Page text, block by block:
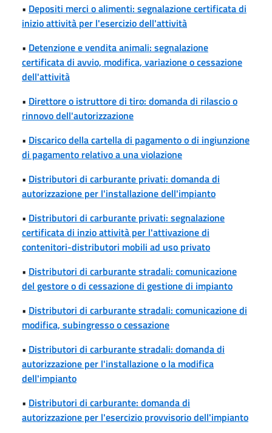
• Depositi merci o alimenti: segnalazione certificata di
inizio attività per l'esercizio dell'attività
• Detenzione e vendita animali: segnalazione
certificata di avvio, modifica, variazione o cessazione
dell'attività
• Direttore o istruttore di tiro: domanda di rilascio o
rinnovo dell'autorizzazione
• Discarico della cartella di pagamento o di ingiunzione
di pagamento relativo a una violazione
• Distributori di carburante privati: domanda di
autorizzazione per l'installazione dell'impianto
• Distributori di carburante privati: segnalazione
certificata di inzio attività per l'attivazione di
contenitori-distributori mobili ad uso privato
• Distributori di carburante stradali: comunicazione
del gestore o di cessazione di gestione di impianto
• Distributori di carburante stradali: comunicazione di
modifica, subingresso o cessazione
• Distributori di carburante stradali: domanda di
autorizzazione per l'installazione o la modifica
dell'impianto
• Distributori di carburante: domanda di
autorizzazione per l'esercizio provvisorio dell'impianto